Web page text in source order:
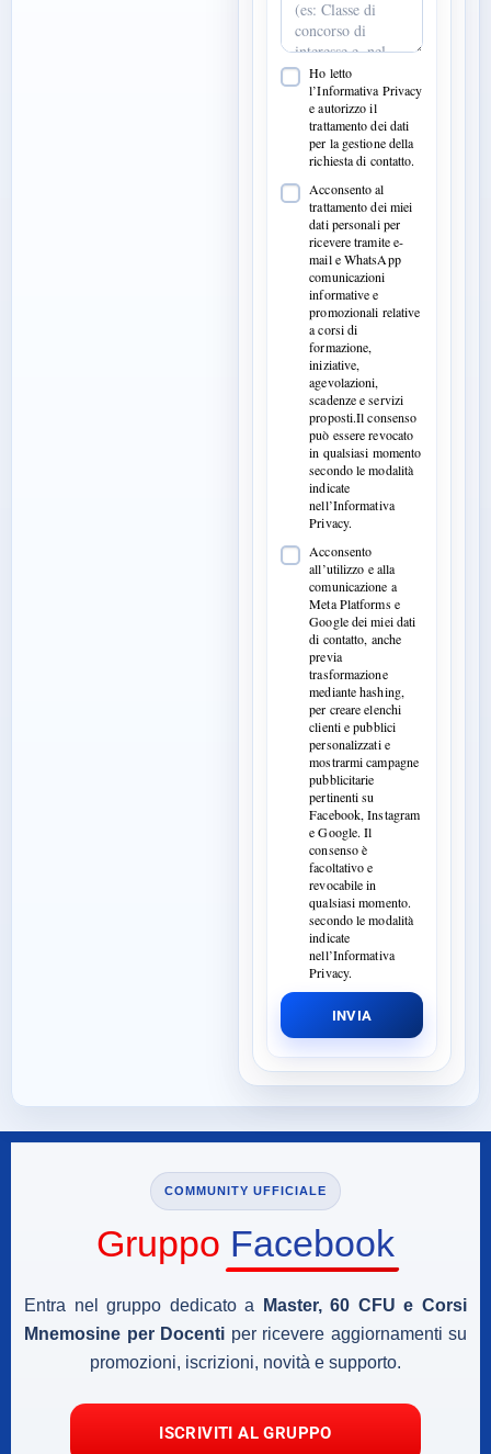
Ho letto
l’Informativa Privacy
e autorizzo il
trattamento dei dati
per la gestione della
richiesta di contatto.
Acconsento al
trattamento dei miei
dati personali per
ricevere tramite e-
mail e WhatsApp
comunicazioni
informative e
promozionali relative
a corsi di
formazione,
iniziative,
agevolazioni,
scadenze e servizi
proposti.Il consenso
può essere revocato
in qualsiasi momento
secondo le modalità
indicate
nell’Informativa
Privacy.
Acconsento
all’utilizzo e alla
comunicazione a
Meta Platforms e
Google dei miei dati
di contatto, anche
previa
trasformazione
mediante hashing,
per creare elenchi
clienti e pubblici
personalizzati e
mostrarmi campagne
pubblicitarie
pertinenti su
Facebook, Instagram
e Google. Il
consenso è
facoltativo e
revocabile in
qualsiasi momento.
secondo le modalità
indicate
nell’Informativa
Privacy.
INVIA
COMMUNITY UFFICIALE
Gruppo Facebook
Entra nel gruppo dedicato a
Master, 60 CFU e Corsi
Mnemosine per Docenti per ricevere aggiornamenti su
promozioni, iscrizioni, novità e supporto.
ISCRIVITI AL GRUPPO